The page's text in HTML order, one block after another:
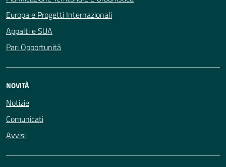
Europa e Progetti Internazionali
Appalti e SUA
Pari Opportunità
NOVITÀ
Notizie
Comunicati
Avvisi